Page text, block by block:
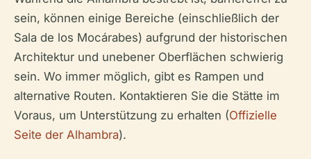
sein, können einige Bereiche (einschließlich der
Sala de los Mocárabes) aufgrund der historischen
Architektur und unebener Oberflächen schwierig
sein. Wo immer möglich, gibt es Rampen und
alternative Routen. Kontaktieren Sie die Stätte im
Voraus, um Unterstützung zu erhalten (Offizielle
Seite der Alhambra).